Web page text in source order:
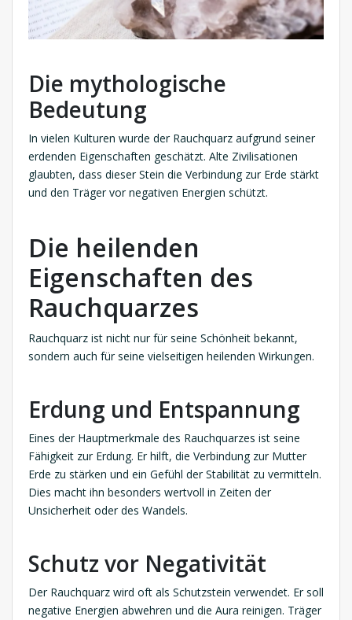
Die mythologische
Bedeutung
In vielen Kulturen wurde der Rauchquarz aufgrund seiner
erdenden Eigenschaften geschätzt. Alte Zivilisationen
glaubten, dass dieser Stein die Verbindung zur Erde stärkt
und den Träger vor negativen Energien schützt.
Die heilenden
Eigenschaften des
Rauchquarzes
Rauchquarz ist nicht nur für seine Schönheit bekannt,
sondern auch für seine vielseitigen heilenden Wirkungen.
Erdung und Entspannung
Eines der Hauptmerkmale des Rauchquarzes ist seine
Fähigkeit zur Erdung. Er hilft, die Verbindung zur Mutter
Erde zu stärken und ein Gefühl der Stabilität zu vermitteln.
Dies macht ihn besonders wertvoll in Zeiten der
Unsicherheit oder des Wandels.
Schutz vor Negativität
Der Rauchquarz wird oft als Schutzstein verwendet. Er soll
negative Energien abwehren und die Aura reinigen. Träger